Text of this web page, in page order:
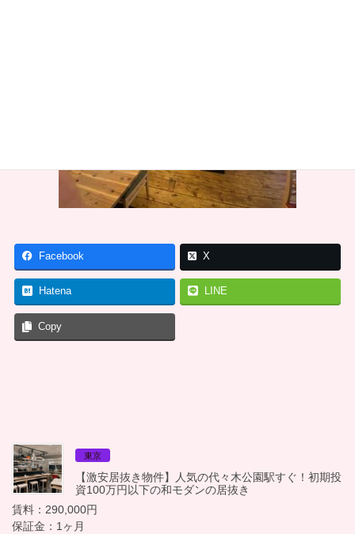
Facebook X
Hatena LINE
Copy
東京
【激安居抜き物件】人気の代々木公園駅すぐ！初期投
資100万円以下の和モダンの居抜き
賃料：290,000円
保証金：1ヶ月